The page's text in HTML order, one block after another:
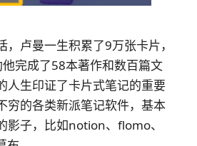
卢曼一生积累了9万张卡片，
完成了58本著作和数百篇文
人生印证了卡片式笔记的重要
穷的各类新派笔记软件，基本
影子，比如notion、flomo、